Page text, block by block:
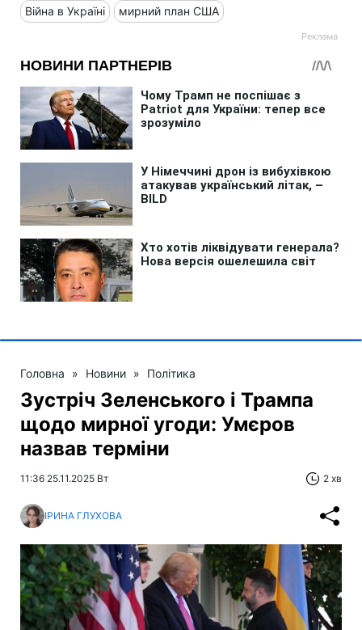
Війна в Україні мирний план США
Головна » Новини » Політика
Зустріч Зеленського і Трампа
щодо мирної угоди: Умєров
назвав терміни
11:36 25.11.2025 Вт 2 хв
ІРИНА ГЛУХОВА